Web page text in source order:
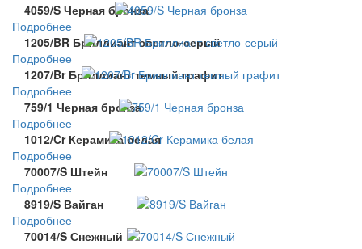
4059/S Черная бронза
Подробнее
1205/BR Бриллиант светло-серый
Подробнее
1207/Br Бриллиант темный графит
Подробнее
759/1 Черная бронза
Подробнее
1012/Cr Керамика белая
Подробнее
70007/S Штейн
Подробнее
8919/S Вайган
Подробнее
70014/S Снежный